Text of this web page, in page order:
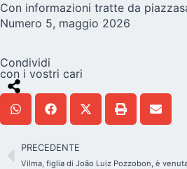
Con informazioni tratte da
Numero 5, maggio 2026
Condividi
con i vostri cari
PRECEDENTE
Vilma, figlia di João Luiz Pozzobon, è